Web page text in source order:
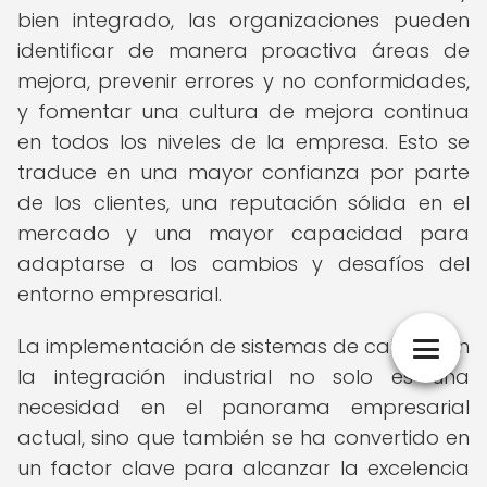
bien integrado, las organizaciones pueden
identificar de manera proactiva áreas de
mejora, prevenir errores y no conformidades,
y fomentar una cultura de mejora continua
en todos los niveles de la empresa. Esto se
traduce en una mayor confianza por parte
de los clientes, una reputación sólida en el
mercado y una mayor capacidad para
adaptarse a los cambios y desafíos del
entorno empresarial.
La implementación de sistemas de calidad en
la integración industrial no solo es una
necesidad en el panorama empresarial
actual, sino que también se ha convertido en
un factor clave para alcanzar la excelencia